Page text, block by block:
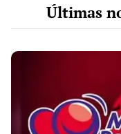
Últimas